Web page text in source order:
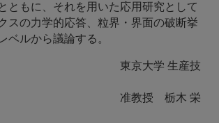
ともに、それを用いた応用研究として
スの力学的応答、粒界・界面の破断挙
ベルから議論する。
学 生産技
授 栃木 栄